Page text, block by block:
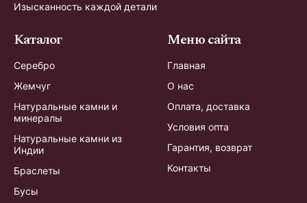
Изысканность каждой детали
Каталог
Серебро
Жемчуг
Натуральные камни и
минералы
Натуральные камни из
Индии
Браслеты
Бусы
Меню сайта
Главная
О нас
Оплата, доставка
Условия опта
Гарантия, возврат
Контакты